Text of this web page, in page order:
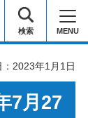
検索 MENU
：2023年1月1日
7月27